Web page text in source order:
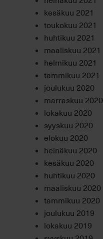
kesäkuu 2021
toukokuu 2021
huhtikuu 2021
maaliskuu 2021
helmikuu 2021
tammikuu 2021
joulukuu 2020
marraskuu 2020
lokakuu 2020
syyskuu 2020
elokuu 2020
heinäkuu 2020
kesäkuu 2020
huhtikuu 2020
maaliskuu 2020
tammikuu 2020
joulukuu 2019
lokakuu 2019